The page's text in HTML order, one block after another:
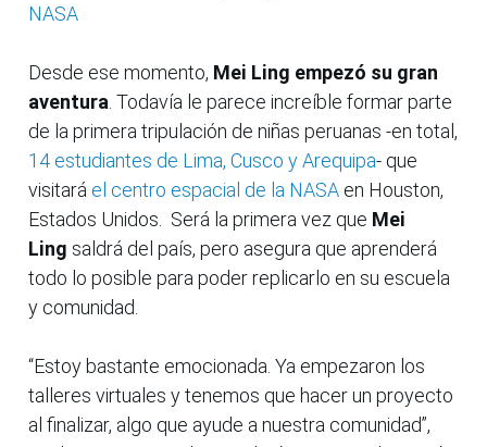
NASA
Desde ese momento, Mei Ling empezó su gran
aventura . Todavía le parece increíble formar parte
de la primera tripulación de niñas peruanas -en total,
14 estudiantes de Lima, Cusco y Arequipa- que
visitará el centro espacial de la NASA en Houston,
Estados Unidos. Será la primera vez que Mei
Ling saldrá del país, pero asegura que aprenderá
todo lo posible para poder replicarlo en su escuela
y comunidad.
“Estoy bastante emocionada. Ya empezaron los
talleres virtuales y tenemos que hacer un proyecto
al finalizar, algo que ayude a nuestra comunidad”,